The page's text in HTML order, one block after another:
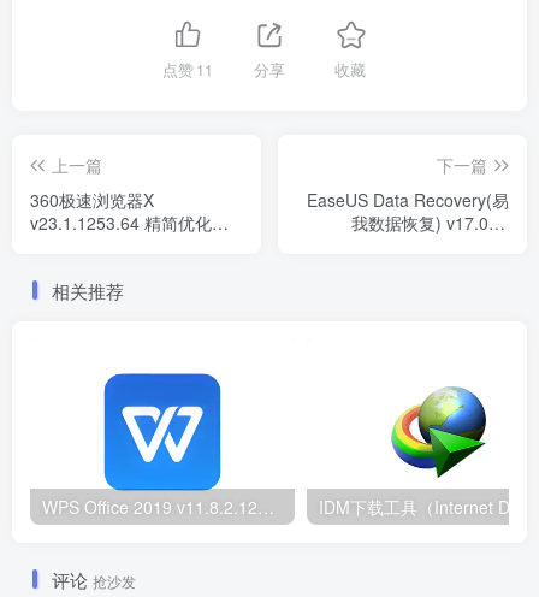
点赞11 分享 收藏
上一篇
360极速浏览器X
v23.1.1253.64 精简优化便
下一篇
EaseUS Data Recovery(易
我数据恢复) v17.0.0-
相关推荐
WPS Office 2019 v11.8.2.12344 & 2023 v12.1.0.26899 专业增强版内置序列号永久授权版/集团定制版
评论 抢沙发